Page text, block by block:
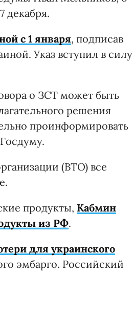
декабря.
с 1 января, подписав
Указ вступил в силу
о ЗСТ может быть
решения
проинформировать
(ВТО) все
продукты, Кабмин
из РФ.
для украинского
эмбарго. Российский